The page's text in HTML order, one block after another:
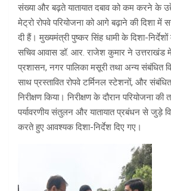
संख्या और बढ़ते यातायात दबाव को कम करने के
मेट्रो रोपवे परियोजना को आगे बढ़ाने की दिशा में
दी हैं। मुख्यमंत्री पुष्कर सिंह धामी के दिशा-
सचिव आवास डॉ. आर. राजेश कुमार ने उत्तराखंड
प्रशासन, नगर पालिका मसूरी तथा अन्य संबंधित
साथ प्रस्तावित रोपवे टर्मिनल स्टेशनों, और
निरीक्षण किया। निरीक्षण के दौरान परियोजना की
पर्यावरणीय संतुलन और यातायात प्रबंधन से जुड़े
करते हुए आवश्यक दिशा-निर्देश दिए गए।